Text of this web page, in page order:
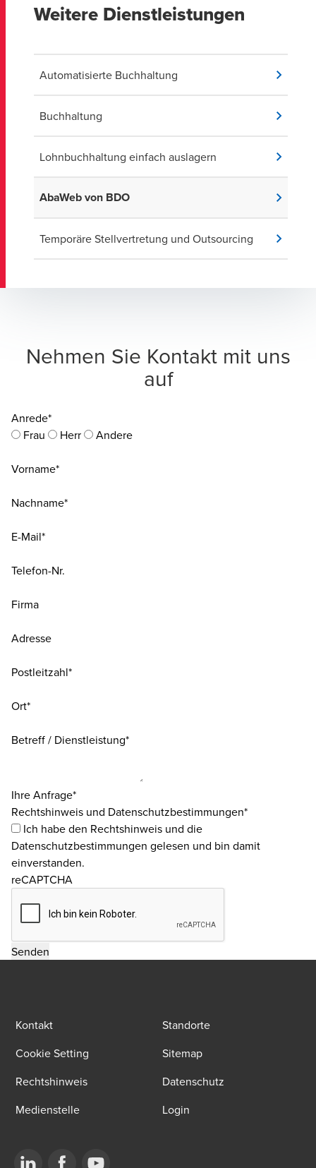
Weitere Dienstleistungen
Automatisierte Buchhaltung
Buchhaltung
Lohnbuchhaltung einfach auslagern
AbaWeb von BDO
Temporäre Stellvertretung und Outsourcing
Nehmen Sie Kontakt mit uns
auf
Anrede*
Frau
Herr Andere
Vorname*
Nachname*
E-Mail*
Telefon-Nr.
Firma
Adresse
Postleitzahl*
Ort*
Betreff / Dienstleistung*
Ihre Anfrage*
Rechtshinweis und Datenschutzbestimmungen*
Ich habe den Rechtshinweis und die
Datenschutzbestimmungen gelesen und bin damit
einverstanden.
reCAPTCHA
Kontakt
Standorte
Cookie Setting
Sitemap
Rechtshinweis
Datenschutz
Medienstelle
Login